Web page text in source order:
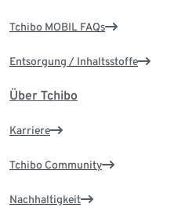
Tchibo MOBIL FAQs
Entsorgung / Inhaltsstoffe
Über Tchibo
Karriere
Tchibo Community
Nachhaltigkeit